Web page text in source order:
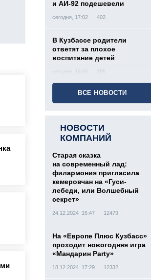
и АИ-92 подешевели
сегодня, 17:02 402
В Кузбассе родители
ответят за плохое
воспитание детей
сегодня, 16:56 185
ВСЕ НОВОСТИ
НОВОСТИ
КОМПАНИЙ
Старая сказка
на современный лад:
филармония пригласила
кемеровчан на «Гуси-
лебеди, или Волшебный
секрет»
24.12.2024 15:47 12479
На «Европе Плюс Кузбасс»
проходит новогодняя игра
«Мандарин Party»
18.12.2024 17:29 12332